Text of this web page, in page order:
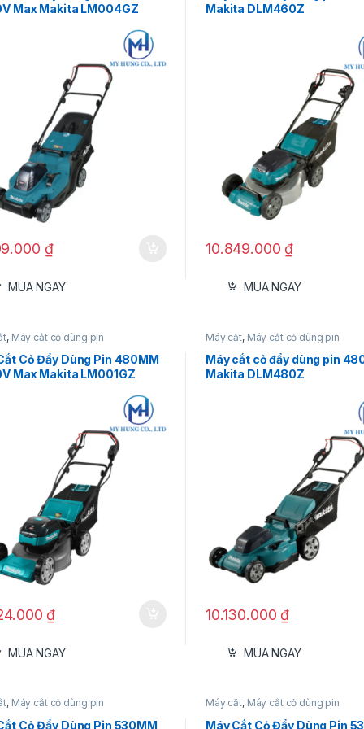
Max Makita LM004GZ
₫
MUA NGAY
Makita DLM460Z
10.849.000 ₫
MUA NGAY
, Máy cắt cỏ dùng pin
Cỏ Đẩy Dùng Pin 480MM
Max Makita LM001GZ
₫
MUA NGAY
Máy cắt, Máy cắt cỏ dùng pin
Máy cắt cỏ đẩy dùng pin
Makita DLM480Z
10.130.000 ₫
MUA NGAY
, Máy cắt cỏ dùng pin
Cỏ Đẩy Dùng Pin 530MM
Máy cắt, Máy cắt cỏ dùng pin
Máy Cắt Cỏ Đẩy Dùng Pin